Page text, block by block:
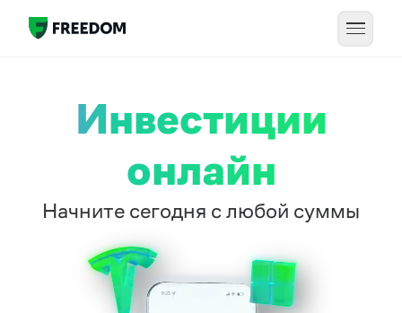
Инвестиции
онлайн
Начните сегодня с любой суммы